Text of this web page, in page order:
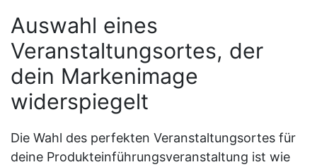
Auswahl eines
Veranstaltungsortes, der
dein Markenimage
widerspiegelt
Die Wahl des perfekten Veranstaltungsortes für
deine Produkteinführungsveranstaltung ist wie